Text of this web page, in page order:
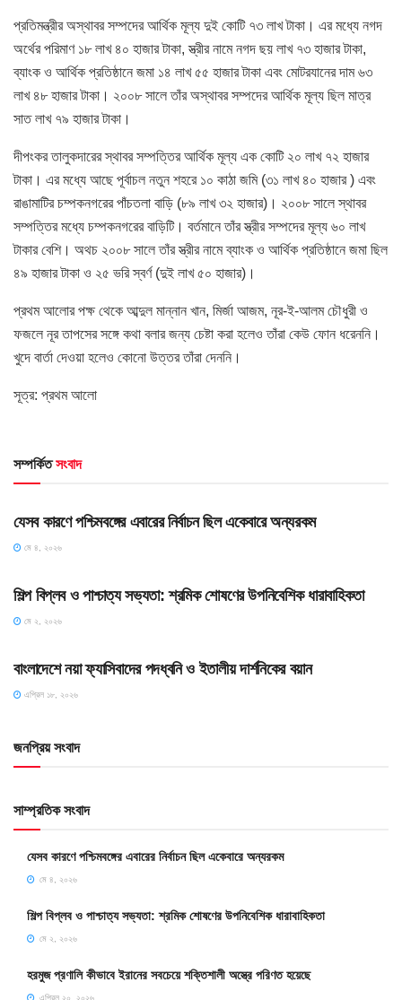
প্রতিমন্ত্রীর অস্থাবর সম্পদের আর্থিক মূল্য দুই কোটি ৭৩ লাখ টাকা। এর মধ্যে নগদ
অর্থের পরিমাণ ১৮ লাখ ৪০ হাজার টাকা, স্ত্রীর নামে নগদ ছয় লাখ ৭৩ হাজার টাকা,
ব্যাংক ও আর্থিক প্রতিষ্ঠানে জমা ১৪ লাখ ৫৫ হাজার টাকা এবং মোটরযানের দাম ৬৩
লাখ ৪৮ হাজার টাকা। ২০০৮ সালে তাঁর অস্থাবর সম্পদের আর্থিক মূল্য ছিল মাত্র
সাত লাখ ৭৯ হাজার টাকা।
দীপংকর তালুকদারের স্থাবর সম্পত্তির আর্থিক মূল্য এক কোটি ২০ লাখ ৭২ হাজার
টাকা। এর মধ্যে আছে পূর্বাচল নতুন শহরে ১০ কাঠা জমি (৩১ লাখ ৪০ হাজার ) এবং
রাঙামাটির চম্পকনগরের পাঁচতলা বাড়ি (৮৯ লাখ ৩২ হাজার)। ২০০৮ সালে স্থাবর
সম্পত্তির মধ্যে চম্পকনগরের বাড়িটি। বর্তমানে তাঁর স্ত্রীর সম্পদের মূল্য ৬০ লাখ
টাকার বেশি। অথচ ২০০৮ সালে তাঁর স্ত্রীর নামে ব্যাংক ও আর্থিক প্রতিষ্ঠানে জমা ছিল
৪৯ হাজার টাকা ও ২৫ ভরি স্বর্ণ (দুই লাখ ৫০ হাজার)।
প্রথম আলোর পক্ষ থেকে আব্দুল মান্নান খান, মির্জা আজম, নূর-ই-আলম চৌধুরী ও
ফজলে নূর তাপসের সঙ্গে কথা বলার জন্য চেষ্টা করা হলেও তাঁরা কেউ ফোন ধরেননি।
খুদে বার্তা দেওয়া হলেও কোনো উত্তর তাঁরা দেননি।
সূত্র: প্রথম আলো
সম্পর্কিতসংবাদ
HOME POST
যেসব কারণে পশ্চিমবঙ্গের এবারের নির্বাচন ছিল একেবারে অন্যরকম
মে ৪, ২০২৬
শিল্প বিপ্লব ও পাশ্চাত্য সভ্যতা: শ্রমিক শোষণের উপনিবেশিক ধারাবাহিকতা
মে ২, ২০২৬
বাংলাদেশে নয়া ফ্যাসিবাদের পদধ্বনি ও ইতালীয় দার্শনিকের বয়ান
এপ্রিল ১৮, ২০২৬
জনপ্রিয় সংবাদ
সাম্প্রতিক সংবাদ
যেসব কারণে পশ্চিমবঙ্গের এবারের নির্বাচন ছিল একেবারে অন্যরকম
মে ৪, ২০২৬
শিল্প বিপ্লব ও পাশ্চাত্য সভ্যতা: শ্রমিক শোষণের উপনিবেশিক ধারাবাহিকতা
মে ২, ২০২৬
হরমুজ প্রণালি কীভাবে ইরানের সবচেয়ে শক্তিশালী অস্ত্রে পরিণত হয়েছে
এপ্রিল ২০, ২০২৬